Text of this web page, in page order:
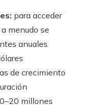
para acceder
menudo se
anuales
de crecimiento
millones